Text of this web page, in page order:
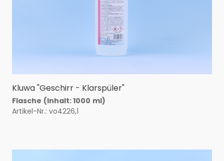
Kluwa "Geschirr - Klarspüler"
Flasche (Inhalt: 1000 ml)
Artikel-Nr.: vo4226,1